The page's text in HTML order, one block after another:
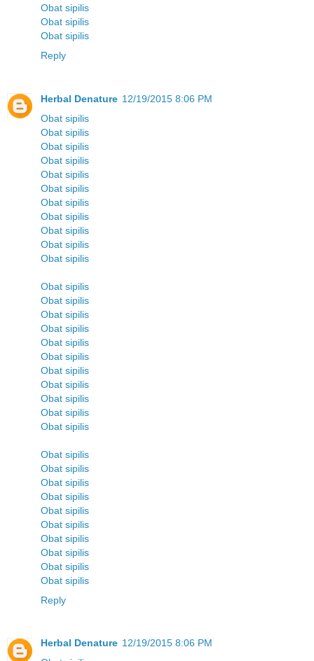
Obat sipilis
Obat sipilis
Obat sipilis
Reply
Herbal Denature 12/19/2015 8:06 PM
Obat sipilis
Obat sipilis
Obat sipilis
Obat sipilis
Obat sipilis
Obat sipilis
Obat sipilis
Obat sipilis
Obat sipilis
Obat sipilis
Obat sipilis
Obat sipilis
Obat sipilis
Obat sipilis
Obat sipilis
Obat sipilis
Obat sipilis
Obat sipilis
Obat sipilis
Obat sipilis
Obat sipilis
Obat sipilis
Obat sipilis
Obat sipilis
Obat sipilis
Obat sipilis
Obat sipilis
Obat sipilis
Obat sipilis
Obat sipilis
Obat sipilis
Obat sipilis
Reply
Herbal Denature 12/19/2015 8:06 PM